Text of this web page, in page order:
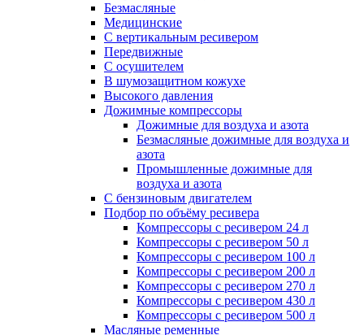
Безмасляные
Медицинские
С вертикальным ресивером
Передвижные
С осушителем
В шумозащитном кожухе
Высокого давления
Дожимные компрессоры
Дожимные для воздуха и азота
Безмасляные дожимные для воздуха и
азота
Промышленные дожимные для
воздуха и азота
С бензиновым двигателем
Подбор по объёму ресивера
Компрессоры с ресивером 24 л
Компрессоры с ресивером 50 л
Компрессоры с ресивером 100 л
Компрессоры с ресивером 200 л
Компрессоры с ресивером 270 л
Компрессоры с ресивером 430 л
Компрессоры с ресивером 500 л
Масляные ременные